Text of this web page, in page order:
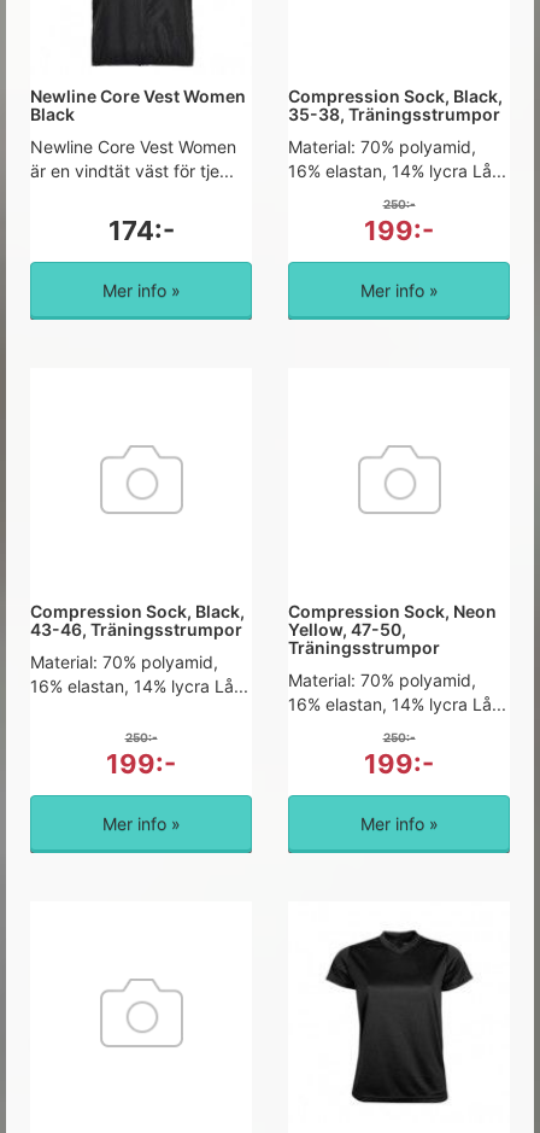
Newline Core Vest Women
Black
Newline Core Vest Women
är en vindtät väst för tje...
174:-
Mer info »
Compression Sock, Black,
35-38, Träningsstrumpor
Material: 70% polyamid,
16% elastan, 14% lycra Lå...
250:-
199:-
Mer info »
Compression Sock, Black,
43-46, Träningsstrumpor
Material: 70% polyamid,
16% elastan, 14% lycra Lå...
250:-
199:-
Mer info »
Compression Sock, Neon
Yellow, 47-50,
Träningsstrumpor
Material: 70% polyamid,
16% elastan, 14% lycra Lå...
250:-
199:-
Mer info »